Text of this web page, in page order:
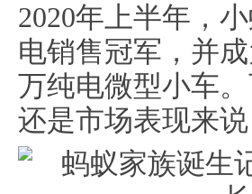
2020年上半年，
电销售冠军，并
万纯电微型小车
还是市场表现来